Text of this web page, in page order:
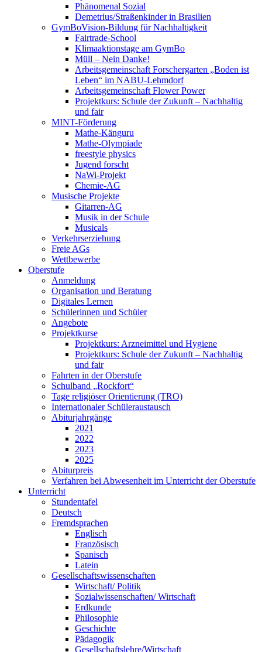
Phänomenal Sozial
Demetrius/Straßenkinder in Brasilien
GymBoVision-Bildung für Nachhaltigkeit
Fairtrade-School
Klimaaktionstage am GymBo
Müll – Nein Danke!
Arbeitsgemeinschaft Forschergarten „Boden ist
Leben“ im NABU-Lehmdorf
Arbeitsgemeinschaft Flower Power
Projektkurs: Schule der Zukunft – Nachhaltig
und fair
MINT-Förderung
Mathe-Känguru
Mathe-Olympiade
freestyle physics
Jugend forscht
NaWi-Projekt
Chemie-AG
Musische Projekte
Gitarren-AG
Musik in der Schule
Musicals
Verkehrserziehung
Freie AGs
Wettbewerbe
Oberstufe
Anmeldung
Organisation und Beratung
Digitales Lernen
Schülerinnen und Schüler
Angebote
Projektkurse
Projektkurs: Arzneimittel und Hygiene
Projektkurs: Schule der Zukunft – Nachhaltig
und fair
Fahrten in der Oberstufe
Schulband „Rockfort“
Tage religiöser Orientierung (TRO)
Internationaler Schüleraustausch
Abiturjahrgänge
2021
2022
2023
2025
Abiturpreis
Verfahren bei Abwesenheit im Unterricht der Oberstufe
Unterricht
Stundentafel
Deutsch
Fremdsprachen
Englisch
Französisch
Spanisch
Latein
Gesellschaftswissenschaften
Wirtschaft/ Politik
Sozialwissenschaften/ Wirtschaft
Erdkunde
Philosophie
Geschichte
Pädagogik
Gesellschaftslehre/Wirtschaft